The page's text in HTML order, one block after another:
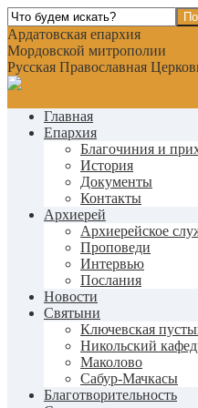
Ардатовская епархия
Мордовской митрополии
Русская Православная
Главная
Епархия
Благочиния и
История
Документы
Контакты
Архиерей
Архиерейское
Проповеди
Интервью
Послания
Новости
Святыни
Ключевская
Никольский
Маколово
Сабур-Мачкасы
Благотворительность